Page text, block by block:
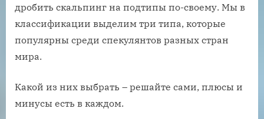
дробить скальпинг на подтипы по-своему. Мы в
классификации выделим три типа, которые
популярны среди спекулянтов разных стран
мира.
Какой из них выбрать – решайте сами, плюсы и
минусы есть в каждом.